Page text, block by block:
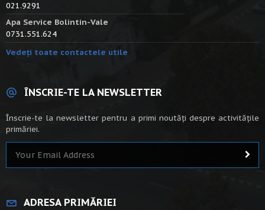
021.9291
Apa Service Bolintin-Vale
0731.551.624
Vedeți toate contactele utile
ÎNSCRIE-TE LA NEWSLETTER
Înscrie-te la newsletter pentru a primi noutăți despre activitățile
primăriei.
ADRESA PRIMĂRIEI